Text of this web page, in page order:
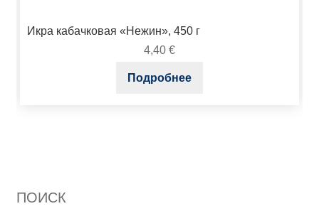
Икра кабачковая «Нежин», 450 г
4,40 €
Подробнее
ПОИСК